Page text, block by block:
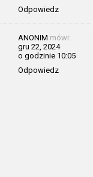
Odpowiedz
ANONIM mówi:
gru 22, 2024
o godzinie 10:05
Odpowiedz